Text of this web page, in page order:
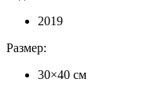
2019
Размер:
30×40 см